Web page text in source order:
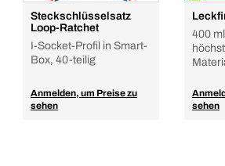
Steckschlüsselsatz
Loop-Ratchet
I-Socket-Profil in Smart-
Box, 40-teilig
Anmelden, um Preise zu
sehen
400
sehen